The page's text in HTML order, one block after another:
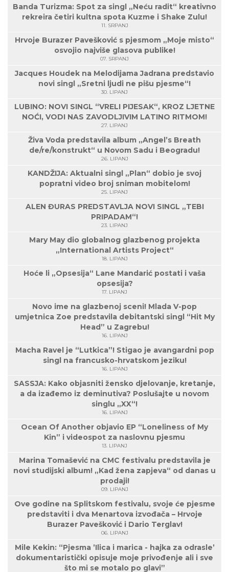
Banda Turizma: Spot za singl „Neću radit“ kreativno
rekreira četiri kultna spota Kuzme i Shake Zulu!
11. SRPANJ
Hrvoje Burazer Pavešković s pjesmom „Moje misto“
osvojio najviše glasova publike!
07. SRPANJ
Jacques Houdek na Melodijama Jadrana predstavio
novi singl „Sretni ljudi ne pišu pjesme“!
30. LIPANJ
LUBINO: NOVI SINGL “VRELI PIJESAK“, KROZ LJETNE
NOĆI, VODI NAS ZAVODLJIVIM LATINO RITMOM!
27. LIPANJ
Živa Voda predstavila album „Angel’s Breath
de/re/konstrukt“ u Novom Sadu i Beogradu!
26. LIPANJ
KANDŽIJA: Aktualni singl „Plan“ dobio je svoj
popratni video broj sniman mobitelom!
25. LIPANJ
ALEN ĐURAS PREDSTAVLJA NOVI SINGL „TEBI
PRIPADAM“!
23. LIPANJ
Mary May dio globalnog glazbenog projekta
„International Artists Project“
18. LIPANJ
Hoće li „Opsesija“ Lane Mandarić postati i vaša
opsesija?
17. LIPANJ
Novo ime na glazbenoj sceni! Mlada V-pop
umjetnica Zoe predstavila debitantski singl “Hit My
Head” u Zagrebu!
16. LIPANJ
Macha Ravel je “Lutkica”! Stigao je avangardni pop
singl na francusko-hrvatskom jeziku!
16. LIPANJ
SASSJA: Kako objasniti žensko djelovanje, kretanje,
a da izađemo iz deminutiva? Poslušajte u novom
singlu „XX“!
16. LIPANJ
Ocean Of Another objavio EP “Loneliness of My
Kin” i videospot za naslovnu pjesmu
13. LIPANJ
Marina Tomašević na CMC festivalu predstavila je
novi studijski album! „Kad žena zapjeva“ od danas u
prodaji!
09. LIPANJ
Ove godine na Splitskom festivalu, svoje će pjesme
predstaviti i dva Menartova izvođača – Hrvoje
Burazer Pavešković i Dario Terglav!
06. LIPANJ
Mile Kekin: “Pjesma ’Ilica i marica - hajka za odrasle’
dokumentaristički opisuje moje privođenje ali i sve
što mi se motalo po glavi”